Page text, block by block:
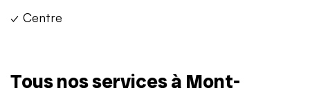
✓ Centre
Tous nos services à Mont-